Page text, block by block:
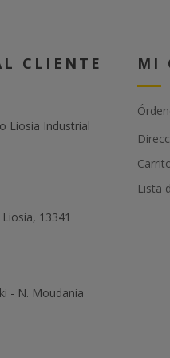
CLIENTE
Liosia Industrial
13341
- N. Moudania
MI
Lista